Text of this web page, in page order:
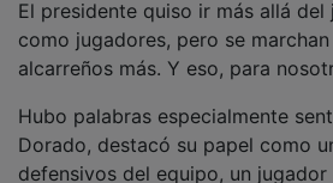
como jugadores, pero se
alcarreños más. Y eso, para
Dorado, destacó su papel como
defensivos del equipo, un